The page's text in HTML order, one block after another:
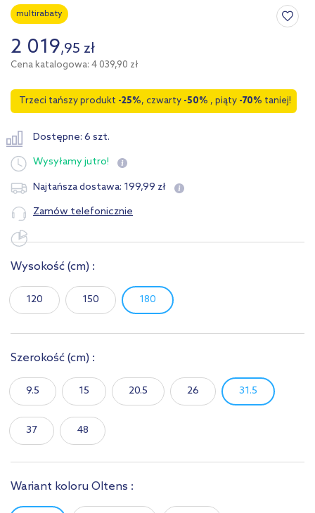
multirabaty
2 019,95 zł
Cena katalogowa: 4 039,90 zł
Trzeci tańszy produkt -25%, czwarty -50% , piąty -70% taniej!
Dostępne: 6 szt.
Wysyłamyjutro!
Najtańsza dostawa: 199,99 zł
Zamów telefonicznie
Wysokość (cm) :
120 150 180
Szerokość (cm) :
9.5 15 20.5 26 31.5
37 48
Wariant koloru Oltens :